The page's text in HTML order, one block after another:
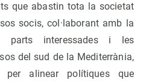
que abastin tota la societat
socis, col·laborant amb la
parts interessades i les
del sud de la Mediterrània,
per alinear polítiques que